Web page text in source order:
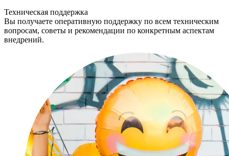
Техническая поддержка
Вы получаете оперативную поддержку по всем техническим
вопросам, советы и рекомендации по конкретным аспектам
внедрений.